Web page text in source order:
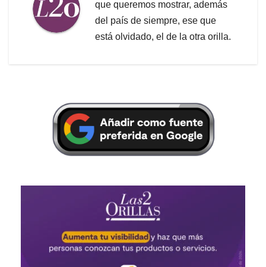
que queremos mostrar, además
del país de siempre, ese que
está olvidado, el de la otra orilla.